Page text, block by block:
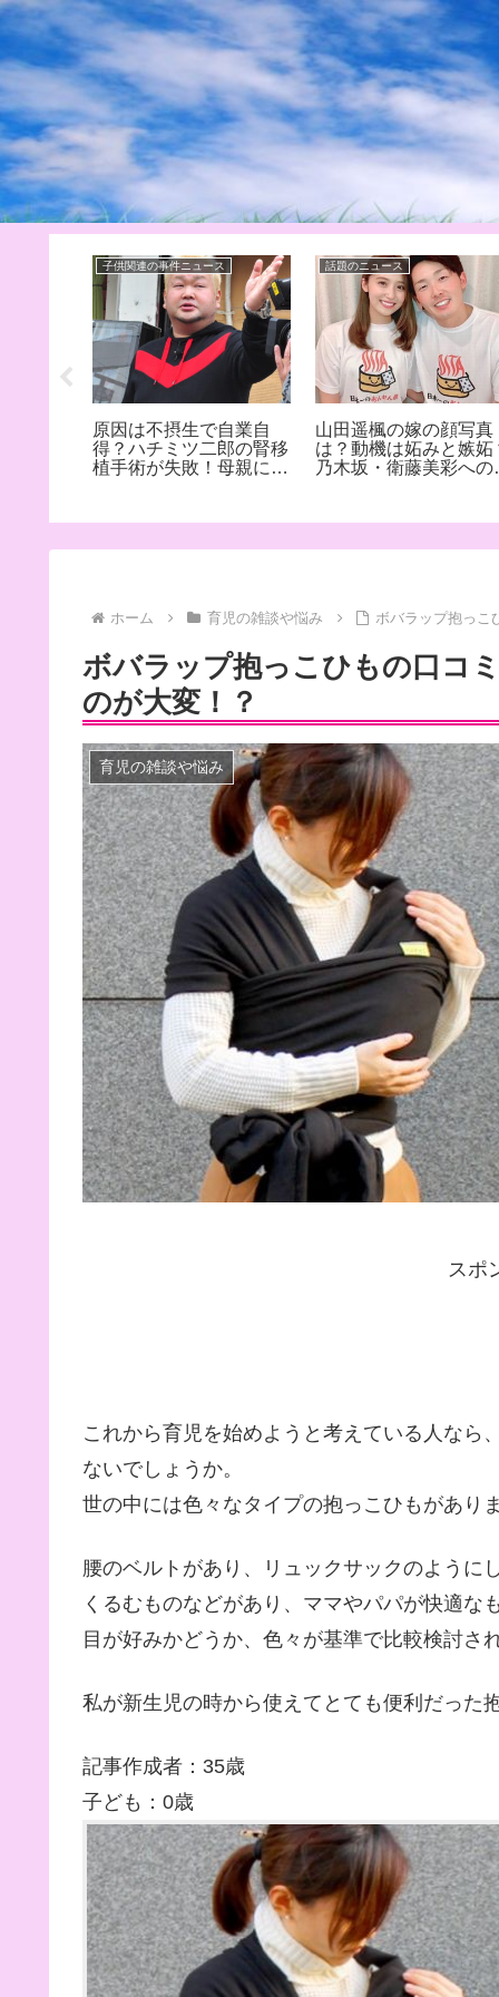
子供関連の事件ニュース
原因は不摂生で自業自
得？ハチミツ二郎の腎移
植手術が失敗！母親に迷
話題のニュース
山田遥楓の嫁の顔写真
は？動機は妬みと嫉妬
乃木坂・衛藤美彩への
ホーム 育児の雑談や悩み ボバラップ抱っこ
ボバラップ抱っこひもの口コ
のが大変！？
育児の雑談や悩み
スポ
これから育児を始めようと考えている人なら
ないでしょうか。
世の中には色々なタイプの抱っこひもがあり
腰のベルトがあり、リュックサックのように
くるむものなどがあり、ママやパパが快適
目が好みかどうか、色々が基準で比較検討さ
私が新生児の時から使えてとても便利だった
記事作成者：35歳
子ども：0歳